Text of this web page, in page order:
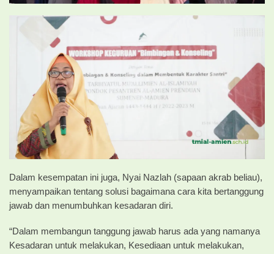
Dalam kesempatan ini juga, Nyai Nazlah (sapaan akrab beliau),
menyampaikan tentang solusi bagaimana cara kita bertanggung
jawab dan menumbuhkan kesadaran diri.
“Dalam membangun tanggung jawab harus ada yang namanya
Kesadaran untuk melakukan, Kesediaan untuk melakukan,